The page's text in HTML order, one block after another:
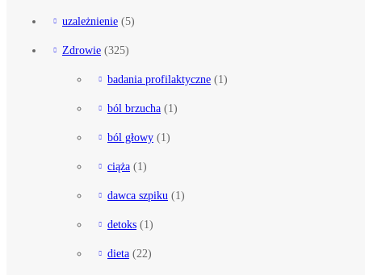
uzależnienie (5)
Zdrowie (325)
badania profilaktyczne (1)
ból brzucha (1)
ból głowy (1)
ciąża (1)
dawca szpiku (1)
detoks (1)
dieta (22)